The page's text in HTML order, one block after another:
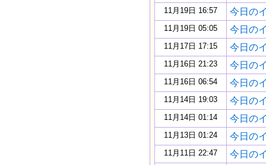
11月19日 16:57 今日の
11月19日 05:05 今日の
11月17日 17:15 今日の
11月16日 21:23 今日の
11月16日 06:54 今日の
11月14日 19:03 今日の
11月14日 01:14 今日の
11月13日 01:24 今日の
11月11日 22:47 今日の